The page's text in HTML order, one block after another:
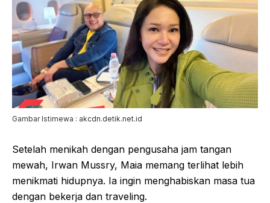
Gambar Istimewa : akcdn.detik.net.id
Setelah menikah dengan pengusaha jam tangan
mewah, Irwan Mussry, Maia memang terlihat lebih
menikmati hidupnya. Ia ingin menghabiskan masa tua
dengan bekerja dan traveling.